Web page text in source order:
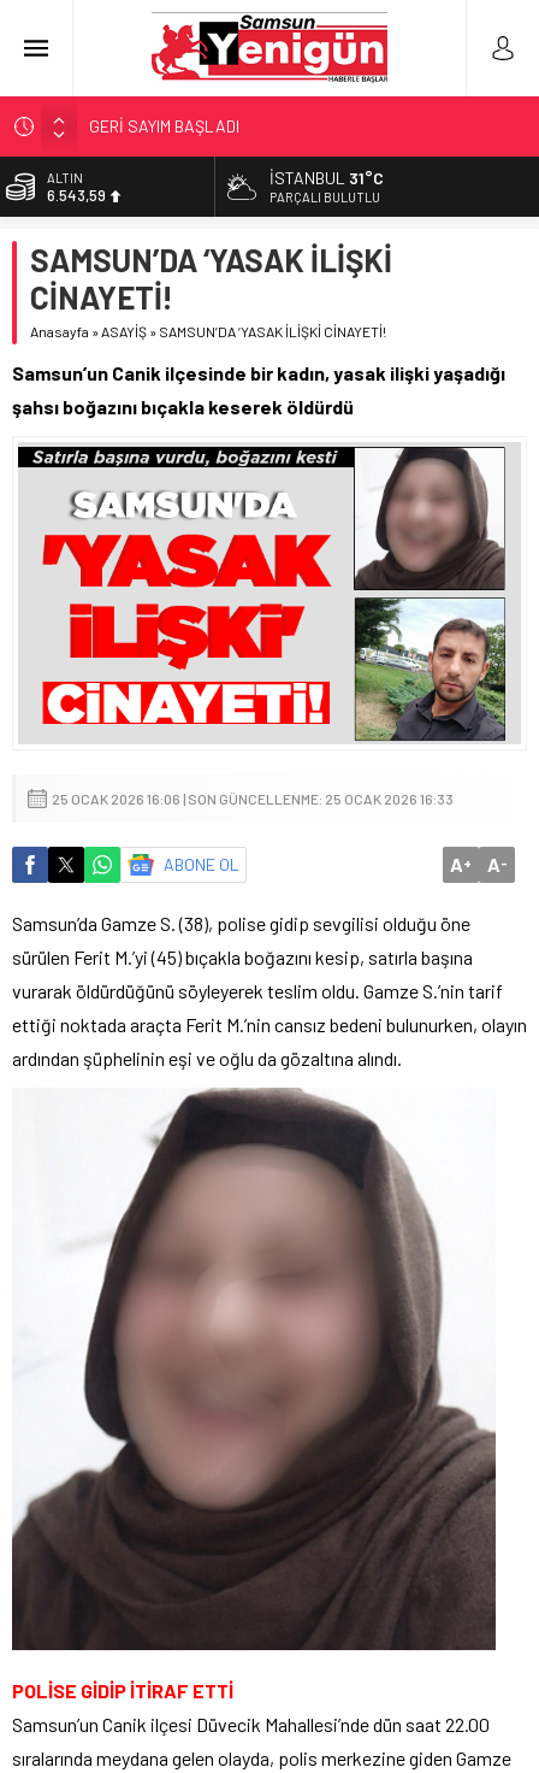
GERİ SAYIM BAŞLADI
SAMSUNSPOR’DA HEDEF 5’İNCİLİK!
‘BAFRA’YA YATIRIM YAPIN!’
YÖNETİCİ SEÇERKEN YAPILAN EN BÜYÜK HATALAR
ALTIN
6.543,59
13.798,82
DOLAR
47,7010
55,0063
İSTANBUL 31°C
PARÇALI BULUTLU
SAMSUN’DA ‘YASAK İLİŞKİ
CİNAYETİ!
Anasayfa »ASAYİŞ » SAMSUN’DA ‘YASAK İLİŞKİ CİNAYETİ!
Samsun’un Canik ilçesinde bir kadın, yasak ilişki yaşadığı
şahsı boğazını bıçakla keserek öldürdü
25 OCAK 2026 16:06 | SON GÜNCELLENME: 25 OCAK 2026 16:33
ABONE OL A+ A-
Samsun’da Gamze S. (38), polise gidip sevgilisi olduğu öne
sürülen Ferit M.’yi (45) bıçakla boğazını kesip, satırla başına
vurarak öldürdüğünü söyleyerek teslim oldu. Gamze S.’nin tarif
ettiği noktada araçta Ferit M.’nin cansız bedeni bulunurken, olayın
ardından şüphelinin eşi ve oğlu da gözaltına alındı.
POLİSE GİDİP İTİRAF ETTİ
Samsun’un Canik ilçesi Düvecik Mahallesi’nde dün saat 22.00
sıralarında meydana gelen olayda, polis merkezine giden Gamze